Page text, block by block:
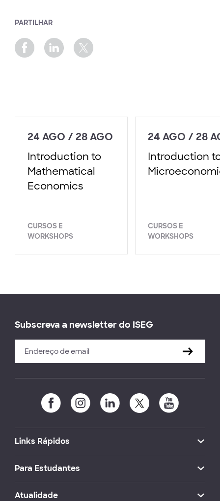
PARTILHAR
24 AGO / 28 AGO
Introduction to
Mathematical
Economics
CURSOS E
WORKSHOPS
24 AGO / 28
Introduction
CURSOS E
WORKSHOPS
Subscreva a newsletter do ISEG
Links Rápidos
Para Estudantes
Atualidade